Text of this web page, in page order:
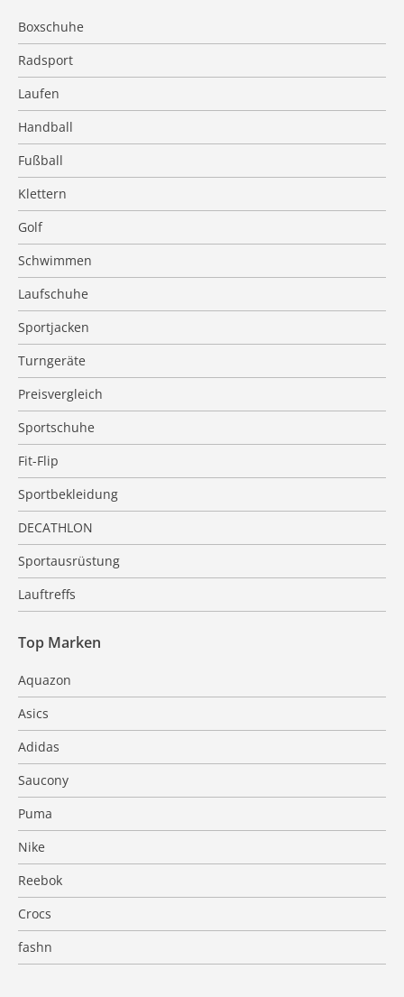
Boxschuhe
Radsport
Laufen
Handball
Fußball
Klettern
Golf
Schwimmen
Laufschuhe
Sportjacken
Turngeräte
Preisvergleich
Sportschuhe
Fit-Flip
Sportbekleidung
DECATHLON
Sportausrüstung
Lauftreffs
Top Marken
Aquazon
Asics
Adidas
Saucony
Puma
Nike
Reebok
Crocs
fashn